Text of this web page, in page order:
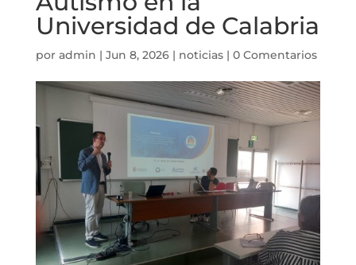
Universidad de Calabria
por admin | Jun 8, 2026| noticias| 0 Comentarios